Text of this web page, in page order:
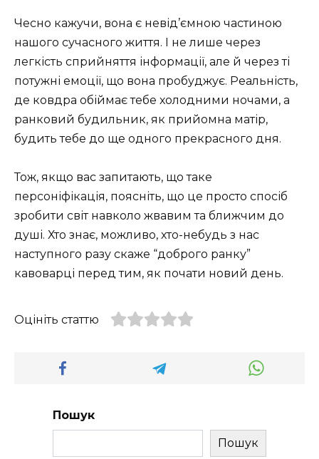
Чесно кажучи, вона є невід’ємною частиною
нашого сучасного життя. І не лише через
легкість сприйняття інформації, але й через ті
потужні емоції, що вона пробуджує. Реальність,
де ковдра обіймає тебе холодними ночами, а
ранковий будильник, як прийомна матір,
будить тебе до ще одного прекрасного дня.
Тож, якщо вас запитають, що таке
персоніфікація, поясніть, що це просто спосіб
зробити світ навколо жвавим та ближчим до
душі. Хто знає, можливо, хто-небудь з нас
наступного разу скаже “доброго ранку”
кавоварці перед тим, як почати новий день.
Оцініть статтю
Пошук
Пошук